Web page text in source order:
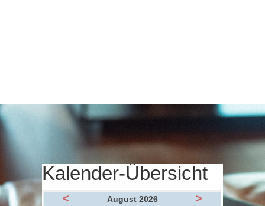
Kalender-Übersicht
< August 2026 >